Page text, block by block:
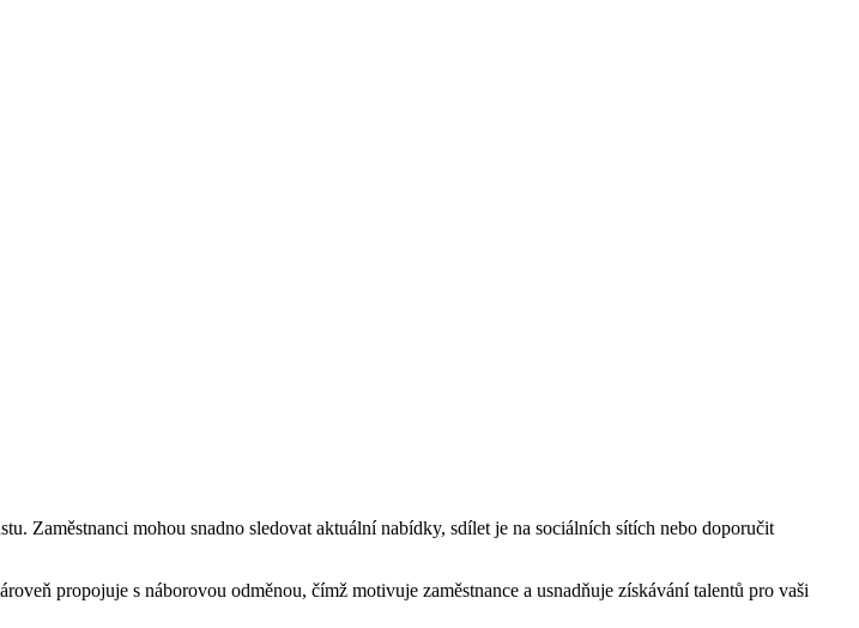
Zaměstnanci mohou snadno sledovat aktuální nabídky, sdílet je na sociálních sítích nebo doporučit
propojuje s náborovou odměnou, čímž motivuje zaměstnance a usnadňuje získávání talentů pro vaši